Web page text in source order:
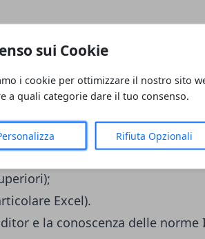
sui Cookie
i cookie per ottimizzare il nostro sito
a quali categorie dare il tuo consenso.
Rifiuta Opzionali
attinente;
e Protezione;
Excel).
e la conoscenza delle norme